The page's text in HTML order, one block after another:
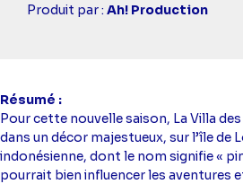
Casting
Produit par : Ah! Production
Résumé
Pour cette nouvelle saison, La Villa
dans un décor majestueux, sur l’île de
indonésienne, dont le nom signifie «
pourrait bien influencer les aventures